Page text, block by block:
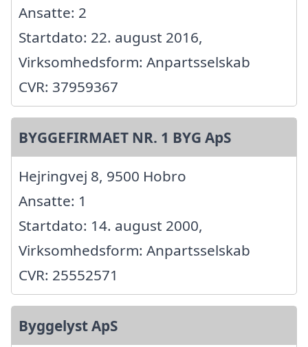
Ansatte: 2
Startdato: 22. august 2016,
Virksomhedsform: Anpartsselskab
CVR: 37959367
BYGGEFIRMAET NR. 1 BYG ApS
Hejringvej 8, 9500 Hobro
Ansatte: 1
Startdato: 14. august 2000,
Virksomhedsform: Anpartsselskab
CVR: 25552571
Byggelyst ApS